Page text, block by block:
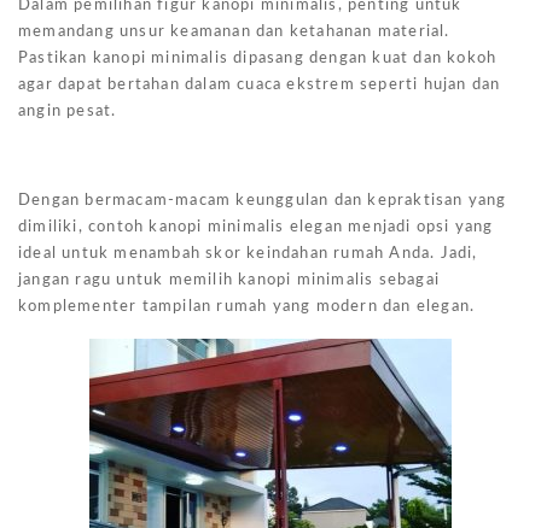
Dalam pemilihan figur kanopi minimalis, penting untuk
memandang unsur keamanan dan ketahanan material.
Pastikan kanopi minimalis dipasang dengan kuat dan kokoh
agar dapat bertahan dalam cuaca ekstrem seperti hujan dan
angin pesat.
Dengan bermacam-macam keunggulan dan kepraktisan yang
dimiliki, contoh kanopi minimalis elegan menjadi opsi yang
ideal untuk menambah skor keindahan rumah Anda. Jadi,
jangan ragu untuk memilih kanopi minimalis sebagai
komplementer tampilan rumah yang modern dan elegan.